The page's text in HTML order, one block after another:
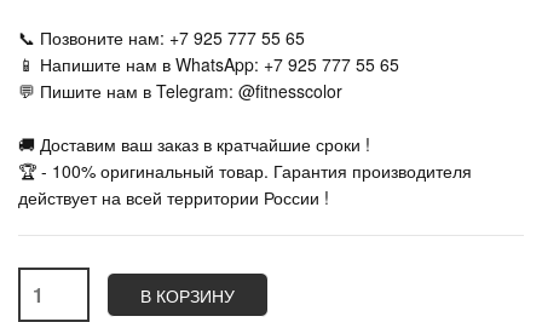
📞 Позвоните нам: +7 925 777 55 65
📱 Напишите нам в WhatsApp: +7 925 777 55 65
💬 Пишите нам в Telegram: @fitnesscolor
🚚 Доставим ваш заказ в кратчайшие сроки !
🏆 - 100% оригинальный товар. Гарантия производителя
действует на всей территории России !
В КОРЗИНУ